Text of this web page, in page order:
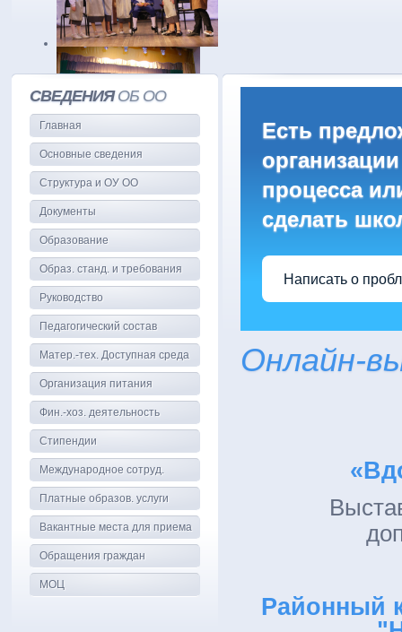
Есть
процесса
сделать
Написать о
Онлайн-
Районный
СВЕДЕНИЯОБ ОО
Главная
Основные сведения
Структура и ОУ ОО
Документы
Образование
Образ. станд. и требования
Руководство
Педагогический состав
Матер.-тех. Доступная среда
Организация питания
Фин.-хоз. деятельность
Стипендии
Международное сотруд.
Платные образов. услуги
Вакантные места для приема
Обращения граждан
МОЦ